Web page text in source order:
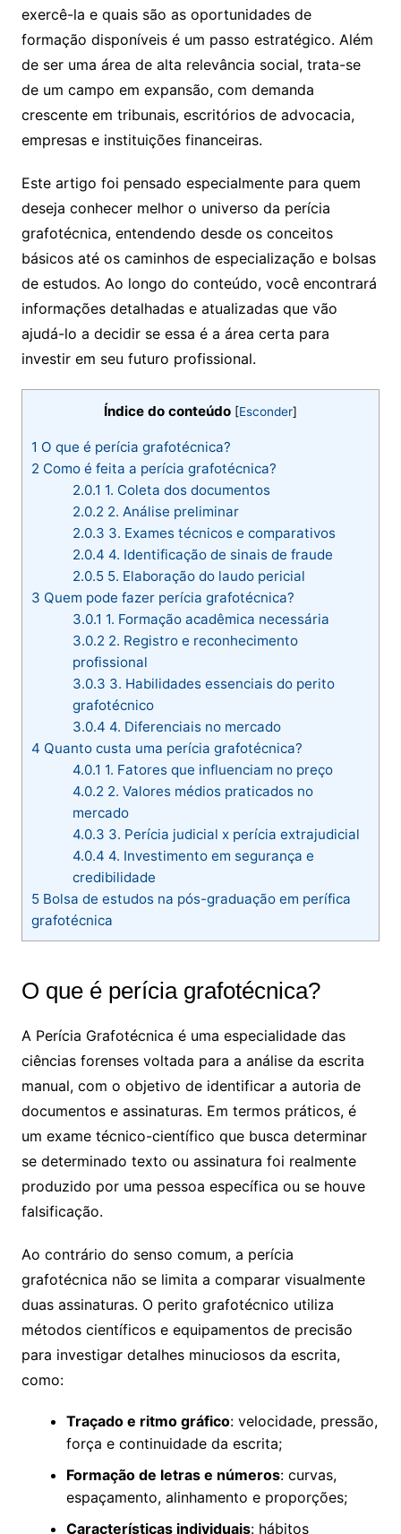
exercê-la e quais são as oportunidades de
formação disponíveis é um passo estratégico. Além
de ser uma área de alta relevância social, trata-se
de um campo em expansão, com demanda
crescente em tribunais, escritórios de advocacia,
empresas e instituições financeiras.
Este artigo foi pensado especialmente para quem
deseja conhecer melhor o universo da perícia
grafotécnica, entendendo desde os conceitos
básicos até os caminhos de especialização e bolsas
de estudos. Ao longo do conteúdo, você encontrará
informações detalhadas e atualizadas que vão
ajudá-lo a decidir se essa é a área certa para
investir em seu futuro profissional.
Índice do conteúdo [Esconder]
1 O que é perícia grafotécnica?
2 Como é feita a perícia grafotécnica​?
2.0.1 1. Coleta dos documentos
2.0.2 2. Análise preliminar
2.0.3 3. Exames técnicos e comparativos
2.0.4 4. Identificação de sinais de fraude
2.0.55. Elaboração do laudo pericial
3 Quem pode fazer perícia grafotécnica?
3.0.1 1. Formação acadêmica necessária
3.0.2 2. Registro e reconhecimento
profissional
3.0.3 3. Habilidades essenciais do perito
grafotécnico
3.0.4 4. Diferenciais no mercado
4 Quanto custa uma perícia grafotécnica?
4.0.1 1. Fatores que influenciam no preço
4.0.2 2. Valores médios praticados no
mercado
4.0.3 3. Perícia judicial x perícia extrajudicial
4.0.4 4. Investimento em segurança e
credibilidade
5Bolsa de estudos na pós-graduação em perífica
grafotécnica
O que é perícia grafotécnica?
A Perícia Grafotécnica é uma especialidade das
ciências forenses voltada para a análise da escrita
manual, com o objetivo de identificar a autoria de
documentos e assinaturas. Em termos práticos, é
um exame técnico-científico que busca determinar
se determinado texto ou assinatura foi realmente
produzido por uma pessoa específica ou se houve
falsificação.
Ao contrário do senso comum, a perícia
grafotécnica não se limita a comparar visualmente
duas assinaturas. O perito grafotécnico utiliza
métodos científicos e equipamentos de precisão
para investigar detalhes minuciosos da escrita,
como:
Traçado e ritmo gráfico: velocidade, pressão,
força e continuidade da escrita;
Formação de letras e números: curvas,
espaçamento, alinhamento e proporções;
Características individuais: hábitos